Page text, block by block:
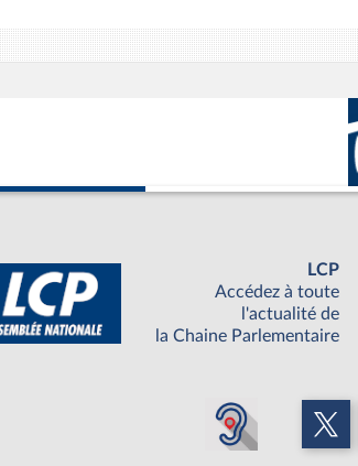
LCP
Accédez à toute
l'actualité de
la Chaine Parlementaire